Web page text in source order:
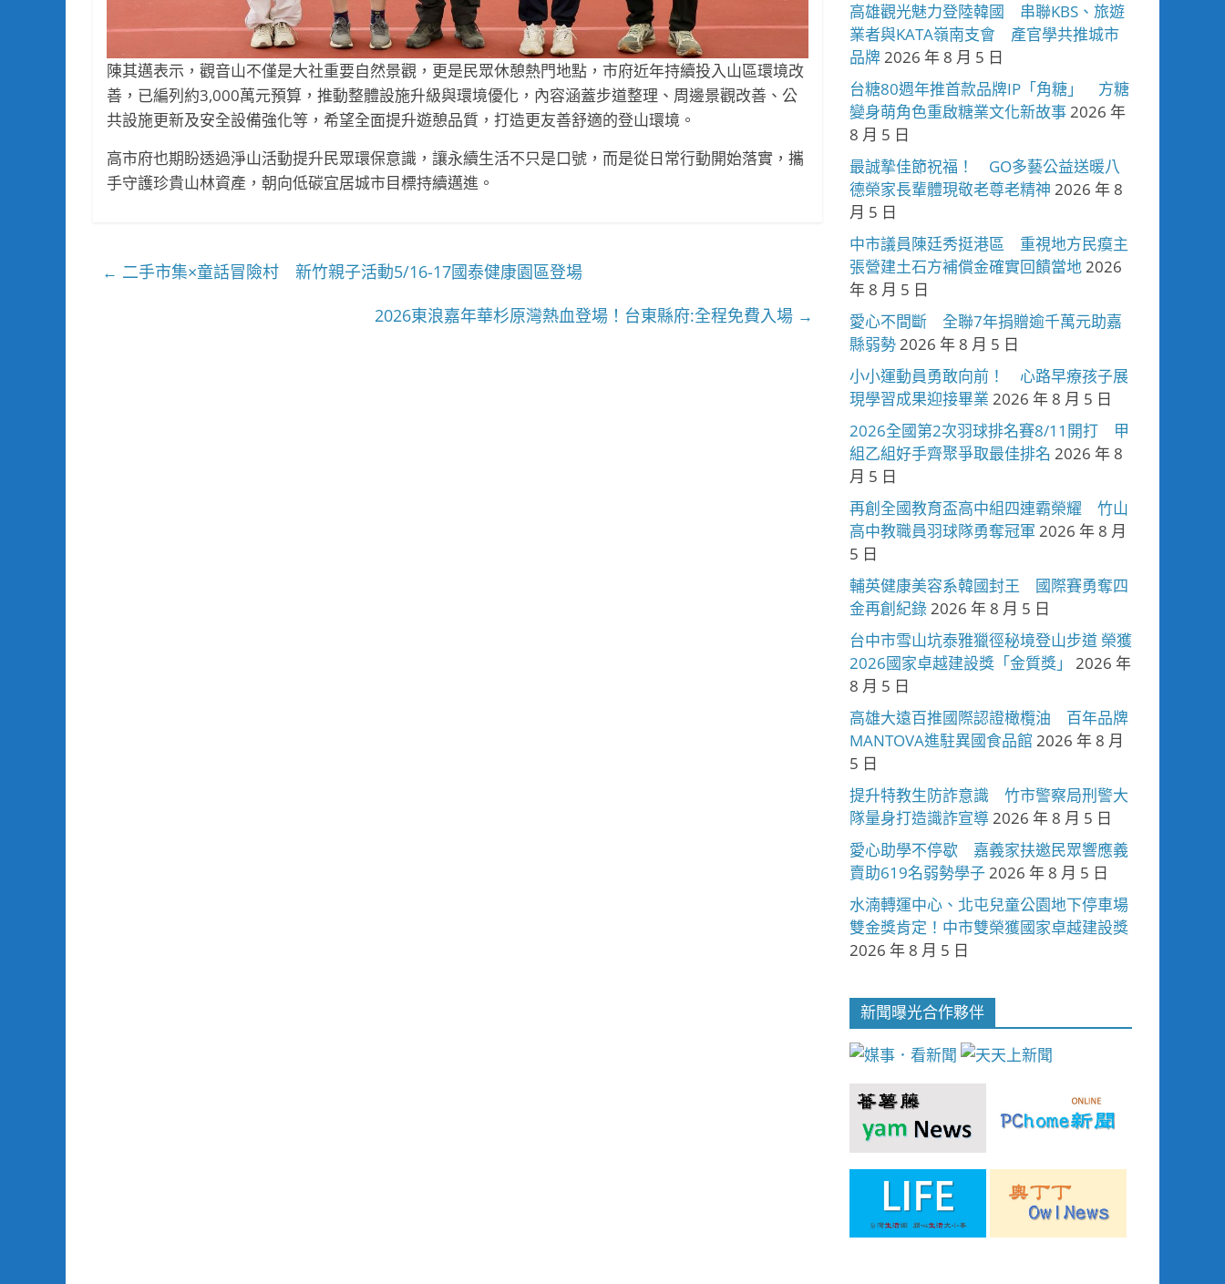
陳其邁表示，觀音山不僅是大社重要自然景觀，更是民眾休憩熱門地點，市府近年持續投入山區環境改
善，已編列約3,000萬元預算，推動整體設施升級與環境優化，內容涵蓋步道整理、周邊景觀改善、公
共設施更新及安全設備強化等，希望全面提升遊憩品質，打造更友善舒適的登山環境。
高市府也期盼透過淨山活動提升民眾環保意識，讓永續生活不只是口號，而是從日常行動開始落實，攜
手守護珍貴山林資產，朝向低碳宜居城市目標持續邁進。
← 二手市集×童話冒險村 新竹親子活動5/16-17國泰健康園區登場
2026東浪嘉年華杉原灣熱血登場！台東縣府:全程免費入場 →
高雄觀光魅力登陸韓國 串聯KBS、旅遊
業者與KATA嶺南支會 產官學共推城市
品牌2026 年 8 月 5 日
台糖80週年推首款品牌IP「角糖」 方糖
變身萌角色重啟糖業文化新故事2026 年
8 月 5 日
最誠摯佳節祝福！ GO多藝公益送暖八
德榮家長輩體現敬老尊老精神 2026 年 8
月 5 日
中市議員陳廷秀挺港區 重視地方民瘼主
張營建土石方補償金確實回饋當地2026
年 8 月 5 日
愛心不間斷 全聯7年捐贈逾千萬元助嘉
縣弱勢2026 年 8 月 5 日
小小運動員勇敢向前！ 心路早療孩子展
現學習成果迎接畢業 2026 年 8 月 5 日
2026全國第2次羽球排名賽8/11開打 甲
組乙組好手齊聚爭取最佳排名 2026 年 8
月 5 日
再創全國教育盃高中組四連霸榮耀 竹山
高中教職員羽球隊勇奪冠軍 2026 年 8 月
5 日
輔英健康美容系韓國封王 國際賽勇奪四
金再創紀錄2026 年 8 月 5 日
台中市雪山坑泰雅獵徑秘境登山步道 榮獲
2026國家卓越建設獎「金質獎」
2026 年
8 月 5 日
高雄大遠百推國際認證橄欖油 百年品牌
MANTOVA進駐異國食品館 2026 年 8 月
5 日
提升特教生防詐意識 竹市警察局刑警大
隊量身打造識詐宣導2026 年 8 月 5 日
愛心助學不停歇 嘉義家扶邀民眾響應義
賣助619名弱勢學子2026 年 8 月 5 日
水湳轉運中心、北屯兒童公園地下停車場
雙金獎肯定！中市雙榮獲國家卓越建設獎
2026 年 8 月 5 日
新聞曝光合作夥伴